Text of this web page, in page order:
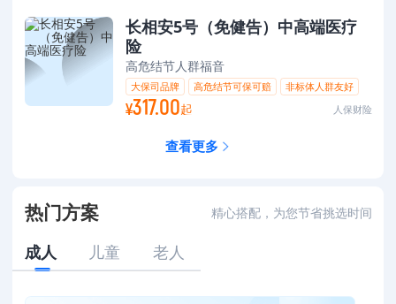
长相安5号（免健告）中高端医疗
险
高危结节人群福音
大保司品牌 高危结节可保可赔
非标体人群友好
0-105岁可投
¥317.00起 人保财险
查看更多
热门方案 精心搭配，为您节省挑选时间
成人 儿童 老人